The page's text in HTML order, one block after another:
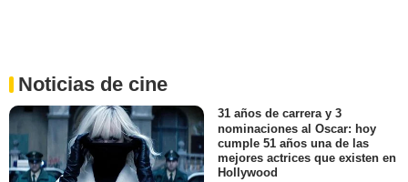
Noticias de cine
31 años de carrera y 3
nominaciones al Oscar: hoy
cumple 51 años una de las
mejores actrices que existen en
Hollywood